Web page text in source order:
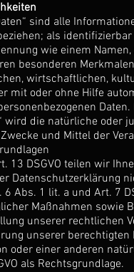
sind alle
als
wie einem
besonderen
wirtschaftlichen,
mit oder ohne Hilfe
wird die natürliche oder
und Mittel der
13 DSGVO teilen wir
Datenschutzerklärung
Abs. 1 lit. a und Art. 7
Maßnahmen sowie
unserer rechtlichen
unserer
oder einer anderen
als Rechtsgrundlage.